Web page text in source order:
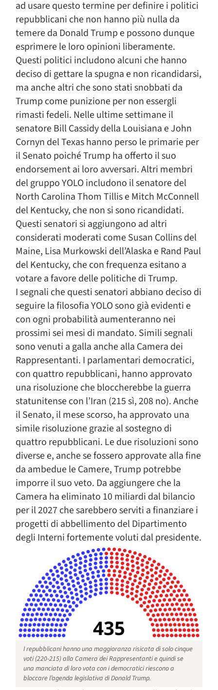
ad usare questo termine per definire i politici
repubblicani che non hanno più nulla da
temere da Donald Trump e possono dunque
esprimere le loro opinioni liberamente.
Questi politici includono alcuni che hanno
deciso di gettare la spugna e non ricandidarsi,
ma anche altri che sono stati snobbati da
Trump come punizione per non essergli
rimasti fedeli. Nelle ultime settimane il
senatore Bill Cassidy della Louisiana e John
Cornyn del Texas hanno perso le primarie per
il Senato poiché Trump ha offerto il suo
endorsement ai loro avversari. Altri membri
del gruppo YOLO includono il senatore del
North Carolina Thom Tillis e Mitch McConnell
del Kentucky, che non si sono ricandidati.
Questi senatori si aggiungono ad altri
considerati moderati come Susan Collins del
Maine, Lisa Murkowski dell’Alaska e Rand Paul
del Kentucky, che con frequenza esitano a
votare a favore delle politiche di Trump.
I segnali che questi senatori abbiano deciso di
seguire la filosofia YOLO sono già evidenti e
con ogni probabilità aumenteranno nei
prossimi sei mesi di mandato. Simili segnali
sono venuti a galla anche alla Camera dei
Rappresentanti. I parlamentari democratici,
con quattro repubblicani, hanno approvato
una risoluzione che bloccherebbe la guerra
statunitense con l’Iran (215 sì, 208 no). Anche
il Senato, il mese scorso, ha approvato una
simile risoluzione grazie al sostegno di
quattro repubblicani. Le due risoluzioni sono
diverse e, anche se fossero approvate alla fine
da ambedue le Camere, Trump potrebbe
imporre il suo veto. Da aggiungere che la
Camera ha eliminato 10 miliardi dal bilancio
per il 2027 che sarebbero serviti a finanziare i
progetti di abbellimento del Dipartimento
degli Interni fortemente voluti dal presidente.
I repubblicani hanno una maggioranza risicata di solo cinque
voti (220-215) alla Camera dei Rappresentanti e quindi se
una manciata di loro vota con i democratici riescono a
bloccare l’agenda legislativa di Donald Trump.